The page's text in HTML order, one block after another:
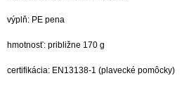
výplň: PE pena
hmotnosť: približne 170 g
certifikácia: EN13138-1 (plavecké pomôcky)